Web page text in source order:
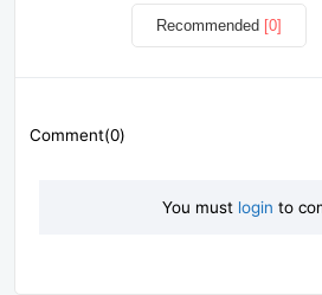
Recommended [0]
Comment(0)
You must login to